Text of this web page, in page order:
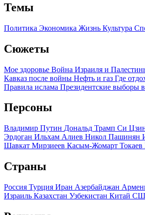
Темы
Политика Экономика Жизнь Культура
Сюжеты
Мое здоровье Война Израиля и
Кавказ после войны Нефть и газ Где
Правила ислама Президентские выборы
Персоны
Владимир Путин Дональд Трамп Си
Эрдоган Ильхам Алиев Никол Пашинян
Шавкат Мирзиеев Касым-Жомарт Токаев
Страны
Россия Турция Иран Азербайджан
Израиль Казахстан Узбекистан Китай